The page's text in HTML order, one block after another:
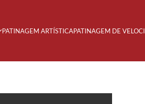
PATINAGEM ARTÍSTICAPATINAGEM DE